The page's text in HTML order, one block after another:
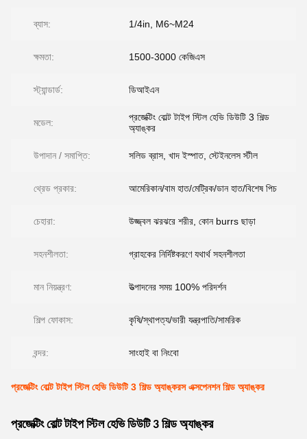
ব্যাস: 1/4in, M6~M24
ক্ষমতা: 1500-3000 কেজিএস
স্ট্যান্ডার্ড: ডিআইএন
মডেল:
প্রজেক্টিং বোল্ট টাইপ স্টিল হেভি ডিউটি ​​3 শিল্ড
অ্যাঙ্কর
উপাদান / সমাপ্তি: সলিড ব্রাস, খাদ ইস্পাত, স্টেইনলেস স্টীল
থ্রেড প্রকার: আমেরিকান/বাম হাত/মেট্রিক/ডান হাত/বিশেষ পিচ
চেহারা: উজ্জ্বল ঝরঝরে শরীর, কোন burrs ছাড়া
সহনশীলতা: গ্রাহকের নির্দিষ্টকরণে যথার্থ সহনশীলতা
মান নিয়ন্ত্রণ: উত্পাদনের সময় 100% পরিদর্শন
শিল্প ফোকাস: কৃষি/স্থাপত্য/ভারী যন্ত্রপাতি/সামরিক
বন্দর: সাংহাই বা নিংবো
প্রজেক্টিং বোল্ট টাইপ স্টিল হেভি ডিউটি ​​3 শিল্ড অ্যাঙ্করস এক্সপেনশন শিল্ড অ্যাঙ্কর
প্রজেক্টিং বোল্ট টাইপ স্টিল হেভি ডিউটি ​​3 শিল্ড অ্যাঙ্কর